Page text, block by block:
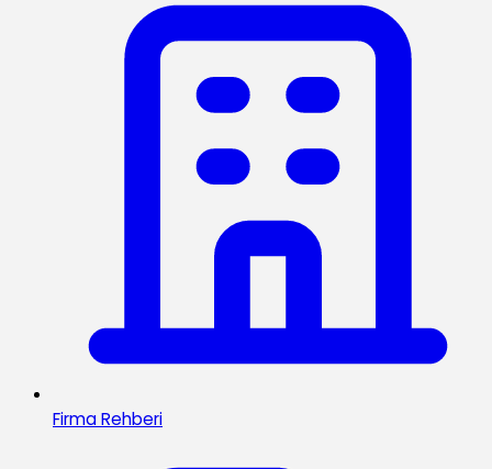
Firma Rehberi